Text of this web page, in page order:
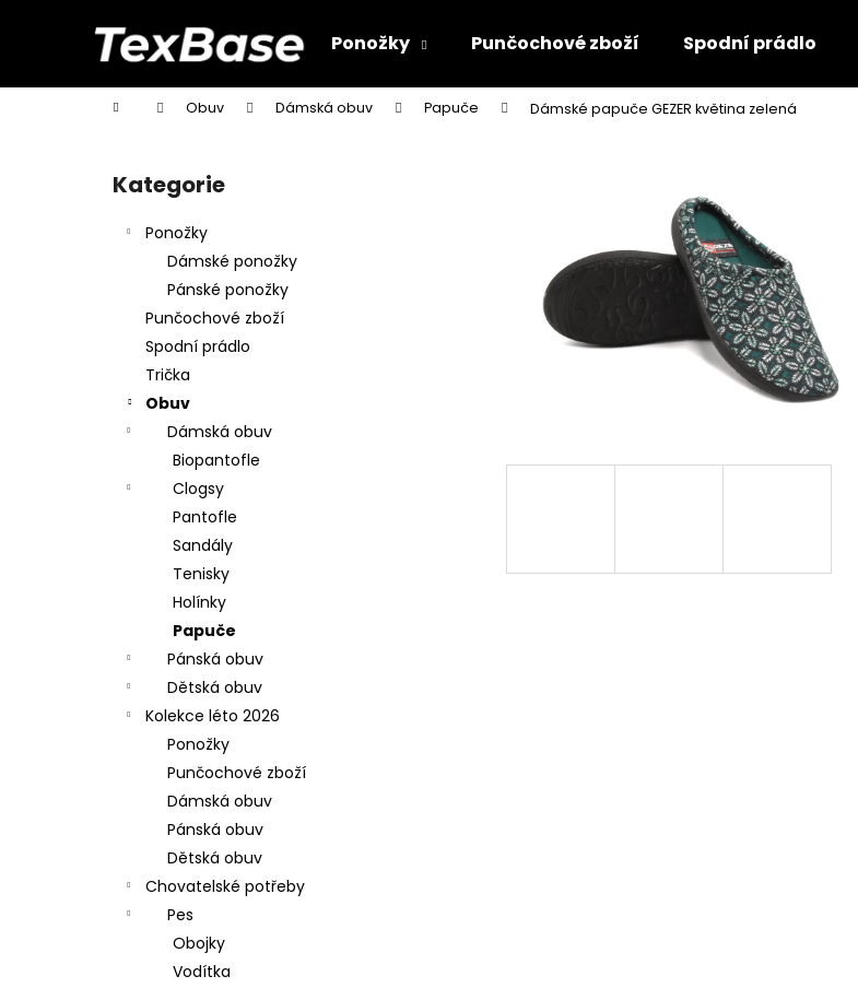
Ponožky Punčochové zboží Spodní prádlo
Domů Obuv Dámská obuv Papuče Dámské papuče GEZER květina zelená
Přeskočit
kategorie
Kategorie
Ponožky
Dámské ponožky
Pánské ponožky
Punčochové zboží
Spodní prádlo
Trička
Obuv
Dámská obuv
Biopantofle
Clogsy
Pantofle
Sandály
Tenisky
Holínky
Papuče
Pánská obuv
Dětská obuv
Kolekce léto 2026
Ponožky
Punčochové zboží
Dámská obuv
Pánská obuv
Dětská obuv
Chovatelské potřeby
Pes
Obojky
Vodítka
í
Zpět
do
Zpět
do
Co potřebujete najít?
Doporučujeme